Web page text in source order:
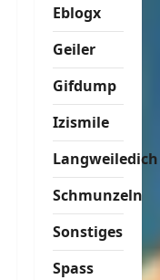
Eblogx
Geiler
Gifdump
Izismile
Langweiledich
Schmunzeln
Sonstiges
Spass